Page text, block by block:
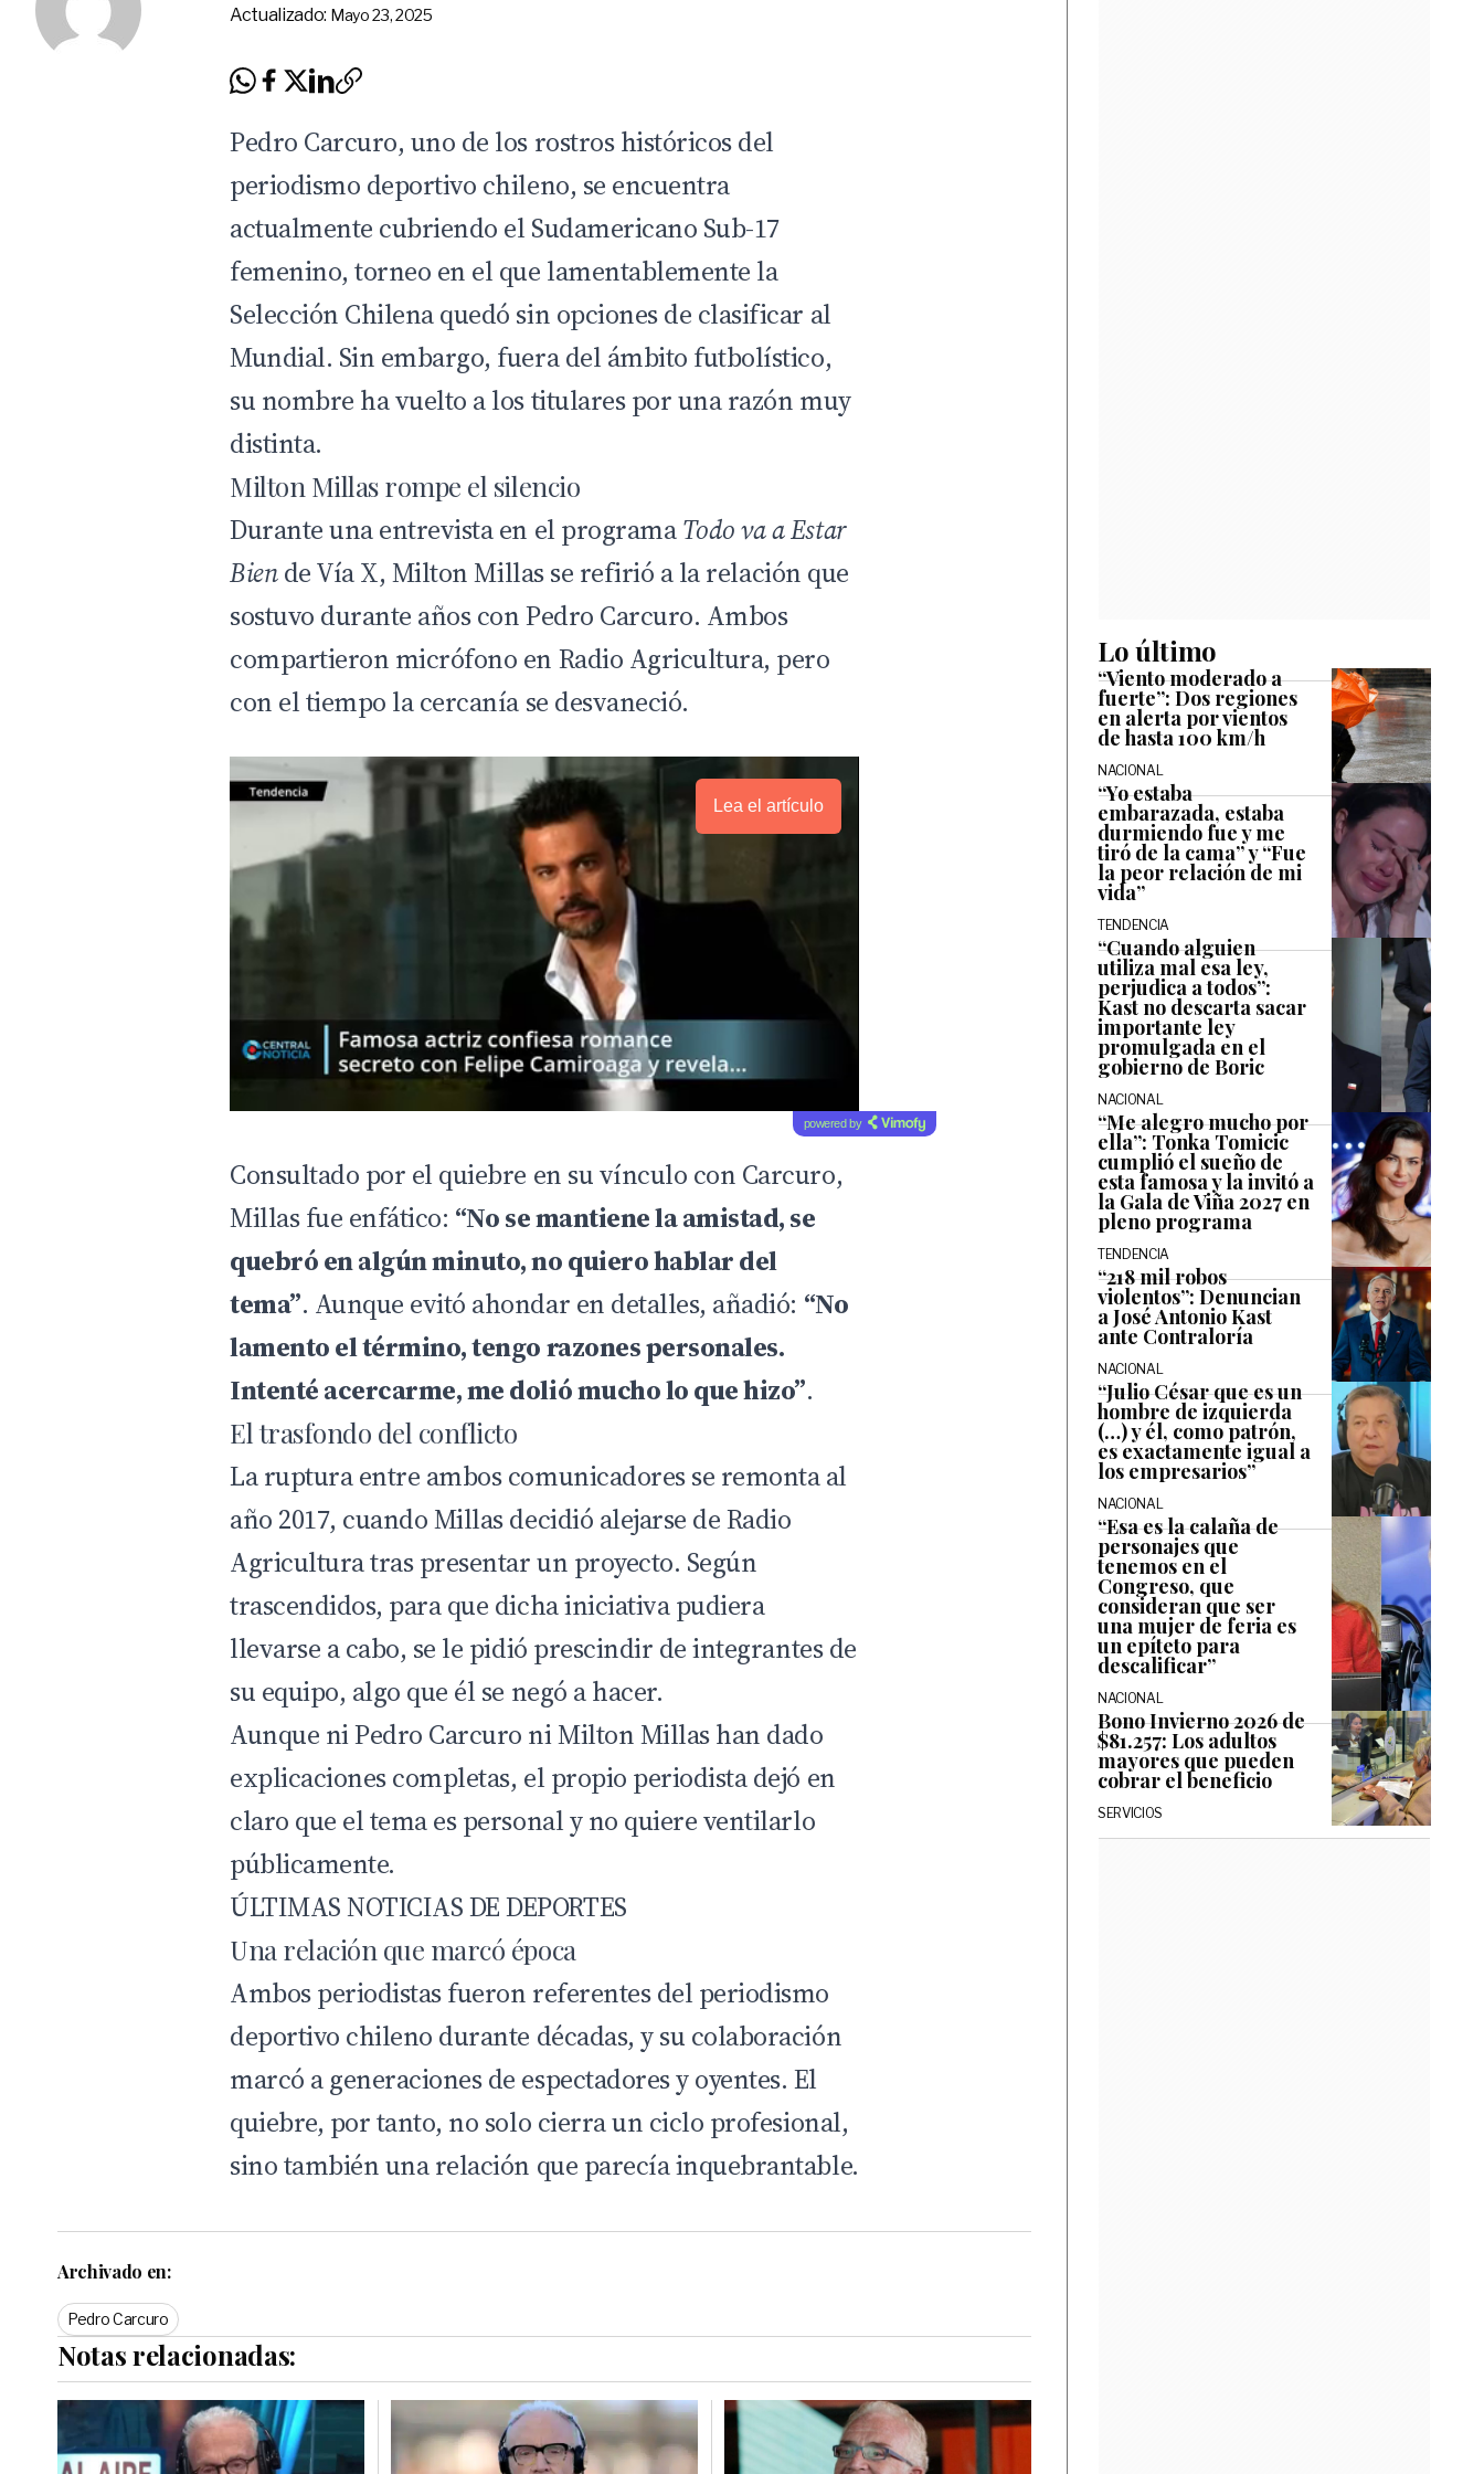
Actualizado: Mayo 23, 2025
Pedro Carcuro, uno de los rostros históricos del
periodismo deportivo chileno, se encuentra
actualmente cubriendo el Sudamericano Sub-17
femenino, torneo en el que lamentablemente la
Selección Chilena quedó sin opciones de clasificar al
Mundial. Sin embargo, fuera del ámbito futbolístico,
su nombre ha vuelto a los titulares por una razón muy
distinta.
Milton Millas rompe el silencio
Durante una entrevista en el programaTodo va a Estar
Biende Vía X, Milton Millasse refirió a la relación que
sostuvo durante años con Pedro Carcuro. Ambos
compartieron micrófono en Radio Agricultura, pero
con el tiempo la cercanía se desvaneció.
Lea el artículo
powered by
Consultado por el quiebre en su vínculo con Carcuro,
Millas fue enfático: “No se mantiene la amistad, se
quebró en algún minuto, no quiero hablar del
tema”. Aunque evitó ahondar en detalles, añadió: “No
lamento el término, tengo razones personales.
Intenté acercarme, me dolió mucho lo que hizo”.
El trasfondo del conflicto
La ruptura entre ambos comunicadores se remonta al
año 2017, cuando Millas decidió alejarse de Radio
Agricultura tras presentar un proyecto. Según
trascendidos, para que dicha iniciativa pudiera
llevarse a cabo, se le pidió prescindir de integrantes de
su equipo, algo que él se negó a hacer.
Aunque ni Pedro Carcuro ni Milton Millas han dado
explicaciones completas, el propio periodista dejó en
claro que el tema es personal y no quiere ventilarlo
públicamente.
ÚLTIMAS NOTICIAS DE DEPORTES
Una relación que marcó época
Ambos periodistas fueron referentes del periodismo
deportivo chileno durante décadas, y su colaboración
marcó a generaciones de espectadores y oyentes. El
quiebre, por tanto, no solo cierra un ciclo profesional,
sino también una relación que parecía inquebrantable.
Archivado en:
Pedro Carcuro
Notas relacionadas:
Lo último
“Viento moderado a
fuerte”: Dos regiones
en alerta por vientos
de hasta 100 km/h
NACIONAL
“Yo estaba
embarazada, estaba
durmiendo fue y me
tiró de la cama” y “Fue
la peor relación de mi
vida”
TENDENCIA
“Cuando alguien
utiliza mal esa ley,
perjudica a todos”:
Kast no descarta sacar
importante ley
promulgada en el
gobierno de Boric
NACIONAL
“Me alegro mucho por
ella”: Tonka Tomicic
cumplió el sueño de
esta famosa y la invitó a
la Gala de Viña 2027 en
pleno programa
TENDENCIA
“218 mil robos
violentos”: Denuncian
a José Antonio Kast
ante Contraloría
NACIONAL
“Julio César que es un
hombre de izquierda
(…) y él, como patrón,
es exactamente igual a
los empresarios”
NACIONAL
“Esa es la calaña de
personajes que
tenemos en el
Congreso, que
consideran que ser
una mujer de feria es
un epíteto para
descalificar”
NACIONAL
Bono Invierno 2026 de
$81.257: Los adultos
mayores que pueden
cobrar el beneficio
SERVICIOS